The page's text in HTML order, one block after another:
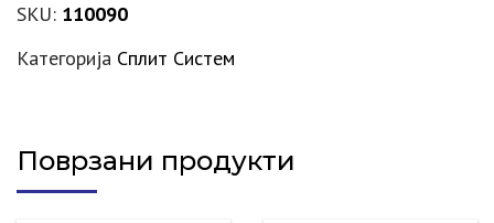
SKU: 110090
Категорија Сплит Систем
Поврзани продукти